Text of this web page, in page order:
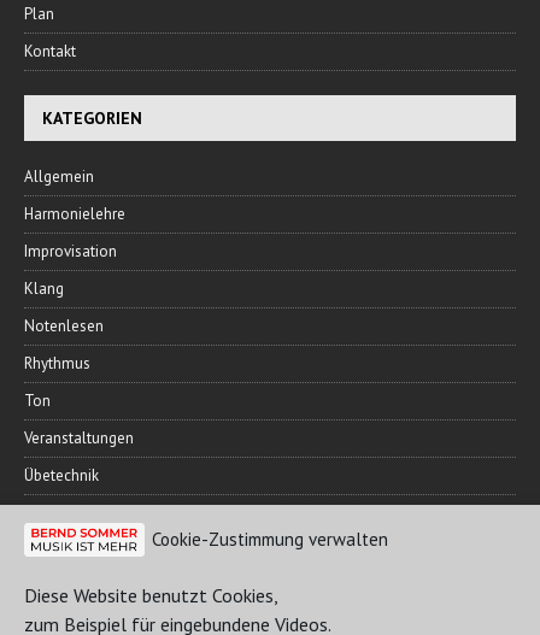
Cookie-Zustimmung verwalten
Diese Website benutzt Cookies,
zum Beispiel für eingebundene Videos.
Plan
Kontakt
KATEGORIEN
Allgemein
Harmonielehre
Improvisation
Klang
Notenlesen
Rhythmus
Ton
Veranstaltungen
Übetechnik
FREUNDESKREIS